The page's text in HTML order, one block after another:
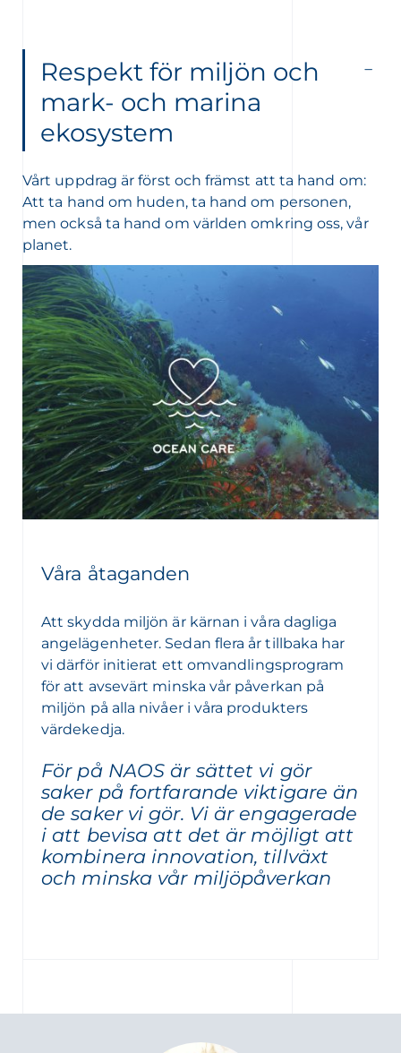
Respekt för miljön och
mark- och marina
ekosystem
Vårt uppdrag är först och främst att ta hand om:
Att ta hand om huden, ta hand om personen,
men också ta hand om världen omkring oss, vår
planet.
Våra åtaganden
Att skydda miljön är kärnan i våra dagliga
angelägenheter. Sedan flera år tillbaka har
vi därför initierat ett omvandlingsprogram
för att avsevärt minska vår påverkan på
miljön på alla nivåer i våra produkters
värdekedja.
För på NAOS är sättet vi gör
saker på fortfarande viktigare än
de saker vi gör. Vi är engagerade
i att bevisa att det är möjligt att
kombinera innovation, tillväxt
och minska vår miljöpåverkan